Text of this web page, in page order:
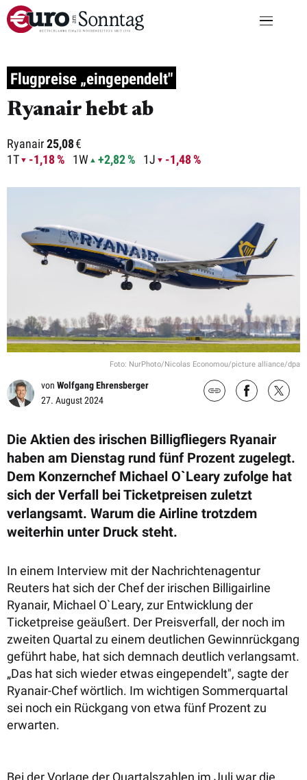
Flugpreise „eingependelt"
Ryanair hebt ab
Ryanair25,08€
1T
-1,18 % 1W +2,82 % 1J -1,48 %
Foto: NurPhoto/Nicolas Economou/picture alliance/dpa
von Wolfgang Ehrensberger
27. August 2024
Die Aktien des irischen Billigfliegers Ryanair
haben am Dienstag rund fünf Prozent zugelegt.
Dem Konzernchef Michael O`Leary zufolge hat
sich der Verfall bei Ticketpreisen zuletzt
verlangsamt. Warum die Airline trotzdem
weiterhin unter Druck steht.
In einem Interview mit der Nachrichtenagentur
Reuters hat sich der Chef der irischen Billigairline
Ryanair, Michael O`Leary, zur Entwicklung der
Ticketpreise geäußert. Der Preisverfall, der noch im
zweiten Quartal zu einem deutlichen Gewinnrückgang
geführt habe, hat sich demnach deutlich verlangsamt.
„Das hat sich wieder etwas eingependelt", sagte der
Ryanair-Chef wörtlich. Im wichtigen Sommerquartal
sei noch ein Rückgang von etwa fünf Prozent zu
erwarten.
Bei der Vorlage der Quartalszahlen im Juli war die